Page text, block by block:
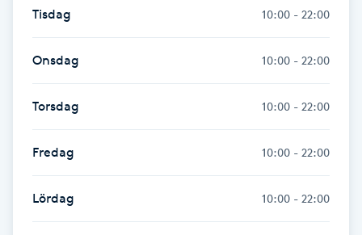
Gelenaglar
Gellack med förstärkning
Gravidmassage
Tisdag 10:00 - 22:00
Onsdag 10:00 - 22:00
Torsdag 10:00 - 22:00
Fredag 10:00 - 22:00
Lördag 10:00 - 22:00